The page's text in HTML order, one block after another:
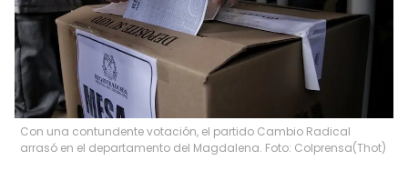
Con una contundente votación, el partido Cambio Radical
arrasó en el departamento del Magdalena. Foto: Colprensa(Thot)